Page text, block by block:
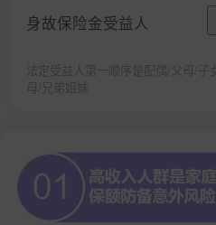
身故保险金受益人